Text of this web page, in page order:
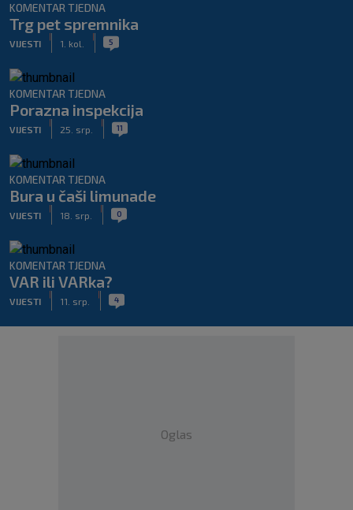
KOMENTAR TJEDNA
Trg pet spremnika
VIJESTI 1. kol. 5
KOMENTAR TJEDNA
Porazna inspekcija
VIJESTI 25. srp. 11
KOMENTAR TJEDNA
Bura u čaši limunade
VIJESTI 18. srp. 0
KOMENTAR TJEDNA
VAR ili VARka?
VIJESTI 11. srp. 4
Oglas